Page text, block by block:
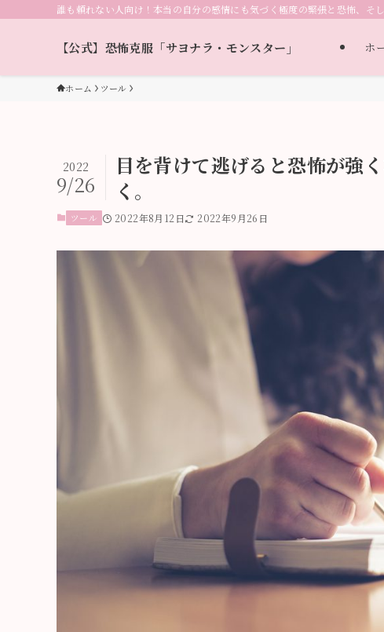
誰も頼れない人向け！本当の自分の感情にも気づく極度の緊張と恐怖、そ
【公式】恐怖克服「サヨナラ・モンスター」 ホ
ホーム ツール
目を背けて逃げると恐怖が強
く。
2022
9/26
ツール 2022年8月12日 2022年9月26日